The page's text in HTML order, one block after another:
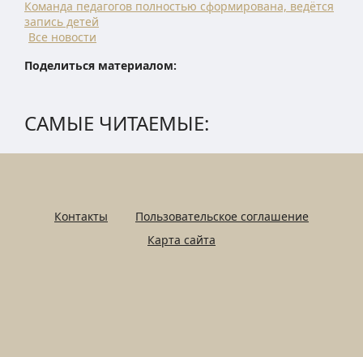
Команда педагогов полностью сформирована, ведётся
запись детей
Все новости
Поделиться материалом:
САМЫЕ ЧИТАЕМЫЕ:
Контакты
Пользовательское соглашение
Карта сайта